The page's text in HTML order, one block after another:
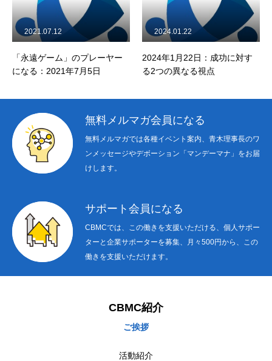
「永遠ゲーム」のプレーヤー
になる：2021年7月5日
2021.07.12
2024年1月22日：成功に対す
る2つの異なる視点
2024.01.22
無料メルマガ会員になる
無料メルマガでは各種イベント案内、青木理事長のワ
ンメッセージやデボーション「マンデーマナ」をお届
けします。
サポート会員になる
CBMCでは、この働きを支援いただける、個人サポー
ターと企業サポーターを募集、月々500円から、この
働きを支援いただけます。
CBMC紹介
ご挨拶
活動紹介